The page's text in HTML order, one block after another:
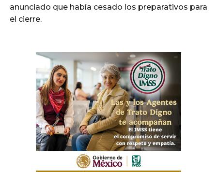
anunciado que había cesado los preparativos para
el cierre.